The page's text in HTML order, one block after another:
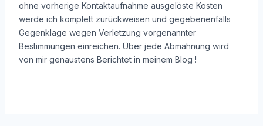
ohne vorherige Kontaktaufnahme ausgelöste Kosten
werde ich komplett zurückweisen und gegebenenfalls
Gegenklage wegen Verletzung vorgenannter
Bestimmungen einreichen. Über jede Abmahnung wird
von mir genaustens Berichtet in meinem Blog !